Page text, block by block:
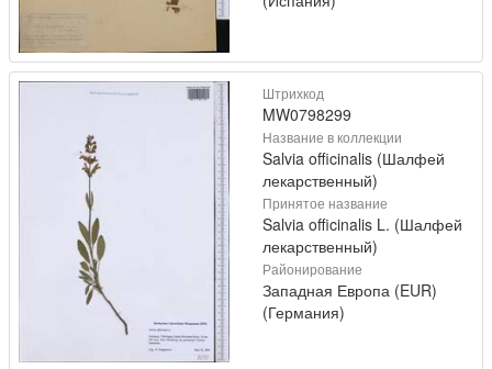
Штрихкод
MW0798299
Название в коллекции
Salvia officinalis (Шалфей
лекарственный)
Принятое название
Salvia officinalis L. (Шалфей
лекарственный)
Районирование
Западная Европа (EUR)
(Германия)